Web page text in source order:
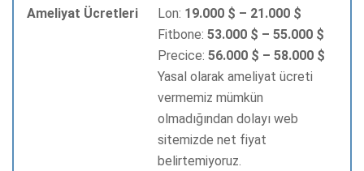
Lon: 19.000 $ – 21.000 $
Fitbone: 53.000 $ – 55.000 $
Precice: 56.000 $ – 58.000 $
Yasal olarak ameliyat ücreti
vermemiz mümkün
olmadığından dolayı web
sitemizde net fiyat
belirtemiyoruz.